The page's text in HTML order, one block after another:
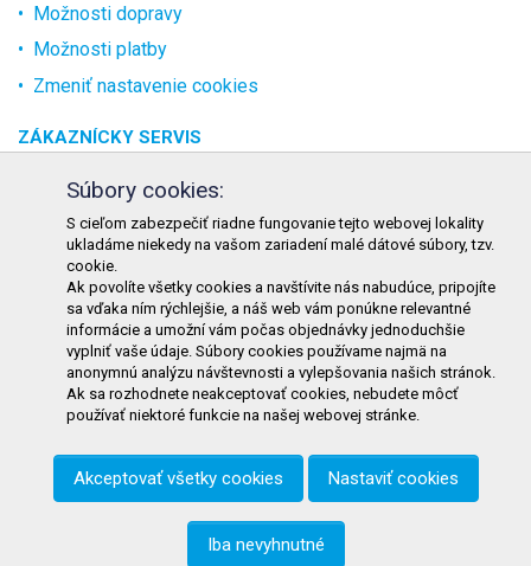
Možnosti dopravy
Možnosti platby
Zmeniť nastavenie cookies
ZÁKAZNÍCKY SERVIS
O spoločnosti
Kontakt
Odstúpenie od zmluvy online
KONTAKT
TURON GASTRO s.r.o.
Starohorského 4328/3
031 01 Liptovský Mikuláš
Slovenská republika
Telefón:+421 911 585 730
objednavky@tgastro.sk
Súbory cookies:
S cieľom zabezpečiť riadne fungovanie tejto webovej lokality
ukladáme niekedy na vašom zariadení malé dátové súbory, tzv.
cookie.
Ak povolíte všetky cookies a navštívite nás nabudúce, pripojíte
sa vďaka ním rýchlejšie, a náš web vám ponúkne relevantné
informácie a umožní vám počas objednávky jednoduchšie
vyplniť vaše údaje. Súbory cookies používame najmä na
anonymnú analýzu návštevnosti a vylepšovania našich stránok.
Ak sa rozhodnete neakceptovať cookies, nebudete môcť
používať niektoré funkcie na našej webovej stránke.
Akceptovať všetky cookies Nastaviť cookies
Iba nevyhnutné